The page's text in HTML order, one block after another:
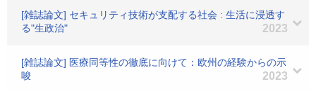
[雑誌論文] セキュリティ技術が支配する社会 : 生活に浸透す
る"生政治"
2023
[雑誌論文] 医療同等性の徹底に向けて：欧州の経験からの示
唆
2023